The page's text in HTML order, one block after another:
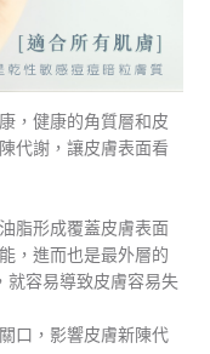
，健康的角質層和皮
代謝，讓皮膚表面看
脂形成覆蓋皮膚表面
，進而也是最外層的
容易導致皮膚容易失
口，影響皮膚新陳代